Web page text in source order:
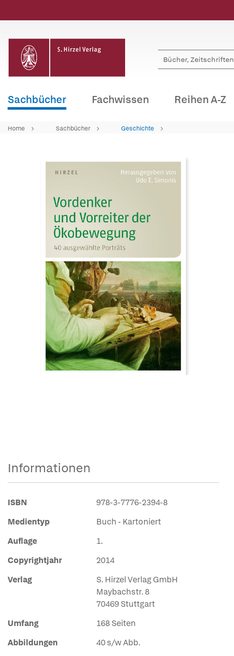
Sachbücher Fachwissen Reihen A-Z
Home Sachbücher Geschichte
Informationen
ISBN
978-3-7776-2394-8
Medientyp
Buch - Kartoniert
Auflage
1.
Copyrightjahr
2014
Verlag
S. Hirzel Verlag GmbH
Maybachstr. 8
70469 Stuttgart
Umfang
168 Seiten
Abbildungen
40 s/w Abb.